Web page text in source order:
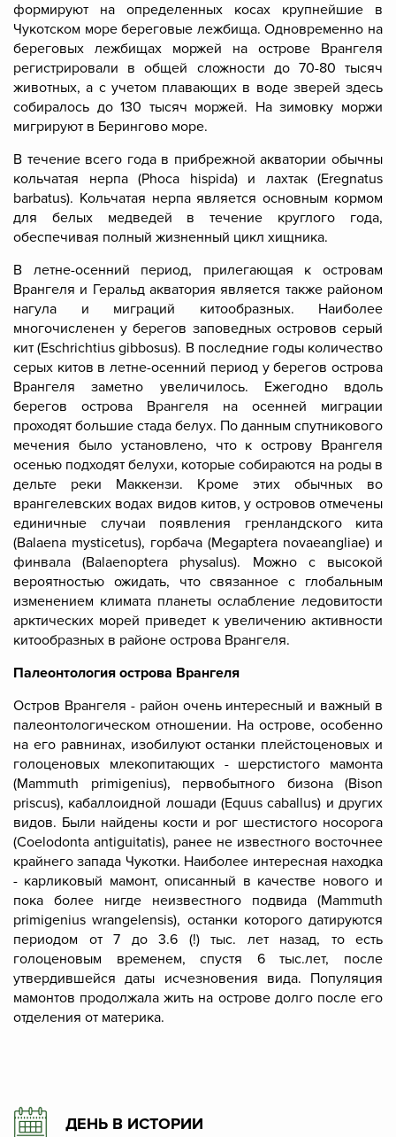
формируют на определенных косах крупнейшие в
Чукотском море береговые лежбища. Одновременно на
береговых лежбищах моржей на острове Врангеля
регистрировали в общей сложности до 70-80 тысяч
животных, а с учетом плавающих в воде зверей здесь
собиралось до 130 тысяч моржей. На зимовку моржи
мигрируют в Берингово море.
В течение всего года в прибрежной акватории обычны
кольчатая нерпа(Phoca hispida) и лахтак(Eregnatus
barbatus). Кольчатая нерпа является основным кормом
для белых медведей в течение круглого года,
обеспечивая полный жизненный цикл хищника.
В летне-осенний период, прилегающая к островам
Врангеля и Геральд акватория является также районом
нагула и миграций китообразных. Наиболее
многочисленен у берегов заповедных островов серый
кит (Eschrichtius gibbosus). В последние годы количество
серых китов в летне-осенний период у берегов острова
Врангеля заметно увеличилось. Ежегодно вдоль
берегов острова Врангеля на осенней миграции
проходят большие стада белух. По данным спутникового
мечения было установлено, что к острову Врангеля
осенью подходят белухи, которые собираются на роды в
дельте реки Маккензи. Кроме этих обычных во
врангелевских водах видов китов, у островов отмечены
единичные случаи появления гренландского кита
(Balaena mysticetus), горбача (Megaptera novaeangliae) и
финвала (Balaenoptera physalus). Можно с высокой
вероятностью ожидать, что связанное с глобальным
изменением климата планеты ослабление ледовитости
арктических морей приведет к увеличению активности
китообразных в районе острова Врангеля.
Палеонтология острова Врангеля
Остров Врангеля - район очень интересный и важный в
палеонтологическом отношении. На острове, особенно
на его равнинах, изобилуют останки плейстоценовых и
голоценовых млекопитающих - шерстистого мамонта
(Mammuth primigenius), первобытного бизона (Bison
priscus), кабаллоидной лошади (Equus caballus) и других
видов. Были найдены кости и рог шестистого носорога
(Coelodonta antiguitatis), ранее не известного восточнее
крайнего запада Чукотки. Наиболее интересная находка
- карликовый мамонт, описанный в качестве нового и
пока более нигде неизвестного подвида (Mammuth
primigenius wrangelensis), останки которого датируются
периодом от 7 до 3.6 (!) тыс. лет назад, то есть
голоценовым временем, спустя 6 тыс.лет, после
утвердившейся даты исчезновения вида. Популяция
мамонтов продолжала жить на острове долго после его
отделения от материка.
ДЕНЬ В ИСТОРИИ